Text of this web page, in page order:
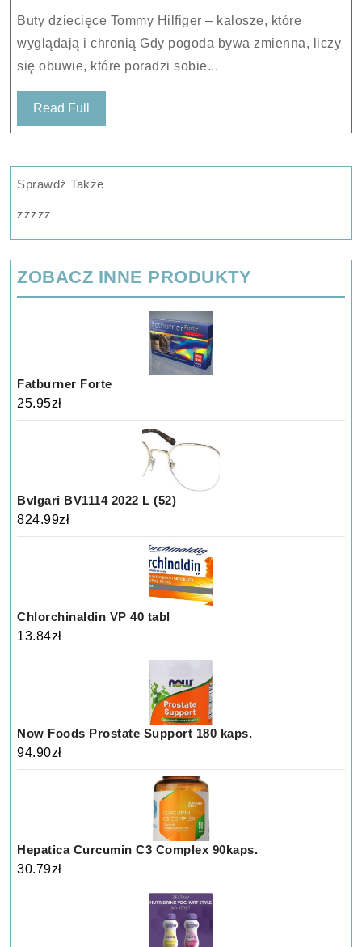
kalosze
oficerki
guma
Buty dziecięce Tommy Hilfiger – kalosze, które
wyglądają i chronią Gdy pogoda bywa zmienna, liczy
się obuwie, które poradzi sobie...
Read Full
Full
Sprawdź Także
zzzzz
ZOBACZ INNE PRODUKTY
Fatburner Forte
25.95zł
Bvlgari BV1114 2022 L (52)
824.99zł
Chlorchinaldin VP 40 tabl
13.84zł
Now Foods Prostate Support 180 kaps.
94.90zł
Hepatica Curcumin C3 Complex 90kaps.
30.79zł